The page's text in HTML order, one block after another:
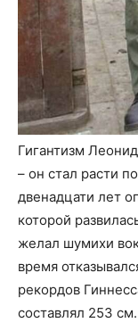
Гигантизм
– он стал расти
двенадцати лет
которой
желал шумихи
время
рекордов
составлял 253